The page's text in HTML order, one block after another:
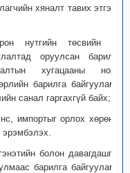
хяналт тавих этгээд
нутгийн төсвийн эх
оруулсан барилга
хугацааны норм
барилга байгууламж
санал гаргахгүй байх;
импортыг орлох хөрөнгө
эрэмбэлэх.
болон давагдашгүй
барилга байгууламж